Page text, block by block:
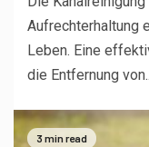
Aufrechterhaltung
Leben. Eine
die Entfernung
3 min read